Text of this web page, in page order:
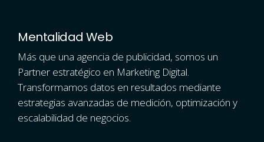
Mentalidad Web
Más que una agencia de publicidad, somos un
Partner estratégico en Marketing Digital.
Transformamos datos en resultados mediante
estrategias avanzadas de medición, optimización y
escalabilidad de negocios.